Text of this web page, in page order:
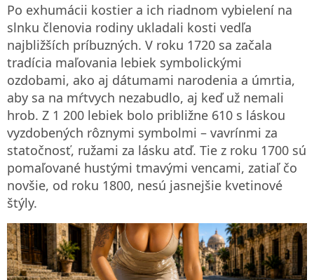
Po exhumácii kostier a ich riadnom vybielení na
slnku členovia rodiny ukladali kosti vedľa
najbližších príbuzných. V roku 1720 sa začala
tradícia maľovania lebiek symbolickými
ozdobami, ako aj dátumami narodenia a úmrtia,
aby sa na mŕtvych nezabudlo, aj keď už nemali
hrob. Z 1 200 lebiek bolo približne 610 s láskou
vyzdobených rôznymi symbolmi – vavrínmi za
statočnosť, ružami za lásku atď. Tie z roku 1700 sú
pomaľované hustými tmavými vencami, zatiaľ čo
novšie, od roku 1800, nesú jasnejšie kvetinové
štýly.